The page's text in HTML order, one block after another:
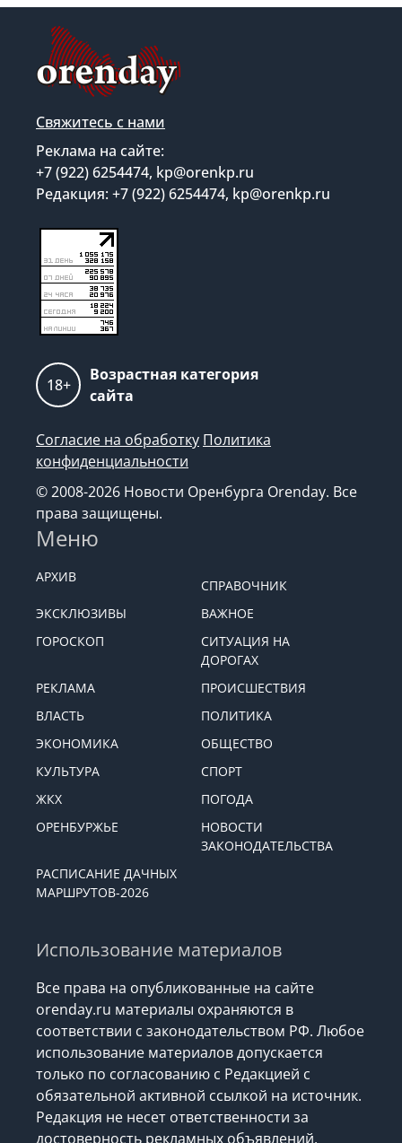
Свяжитесь с нами
Реклама на сайте:
+7 (922) 6254474, kp@orenkp.ru
Редакция: +7 (922) 6254474, kp@orenkp.ru
18+
Возрастная категория
сайта
Согласие на обработку Политика
конфиденциальности
© 2008-2026 Новости Оренбурга Orenday. Все
права защищены.
Меню
АРХИВ
СПРАВОЧНИК
ЭКСКЛЮЗИВЫ
ВАЖНОЕ
ГОРОСКОП
СИТУАЦИЯ НА
ДОРОГАХ
РЕКЛАМА
ПРОИСШЕСТВИЯ
ВЛАСТЬ
ПОЛИТИКА
ЭКОНОМИКА
ОБЩЕСТВО
КУЛЬТУРА
СПОРТ
ЖКХ
ПОГОДА
ОРЕНБУРЖЬЕ
НОВОСТИ
ЗАКОНОДАТЕЛЬСТВА
РАСПИСАНИЕ ДАЧНЫХ
МАРШРУТОВ-2026
Использование материалов
Все права на опубликованные на сайте
orenday.ru материалы охраняются в
соответствии с законодательством РФ. Любое
использование материалов допускается
только по согласованию с Редакцией с
обязательной активной ссылкой на источник.
Редакция не несет ответственности за
достоверность рекламных объявлений,